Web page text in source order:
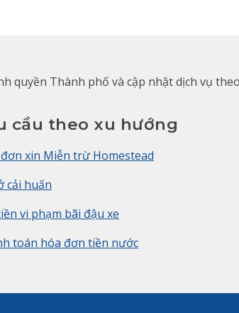
quyền Thành phố và cập nhật dịch vụ
cầu theo xu hướng
xin Miễn trừ Homestead
cải huấn
vi phạm bãi đậu xe
toán hóa đơn tiền nước